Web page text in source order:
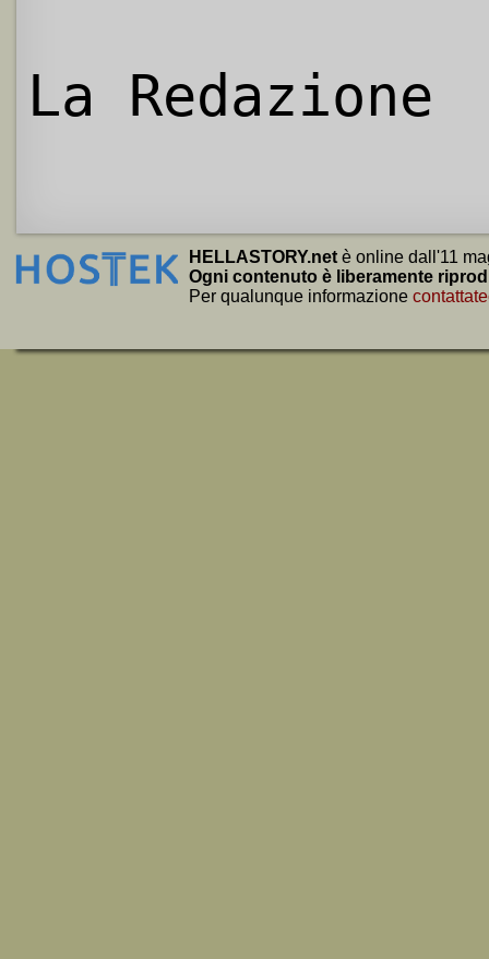
La Redazione
HELLASTORY.net è online dall'11
Ogni contenuto è liberamente
Per qualunque informazione